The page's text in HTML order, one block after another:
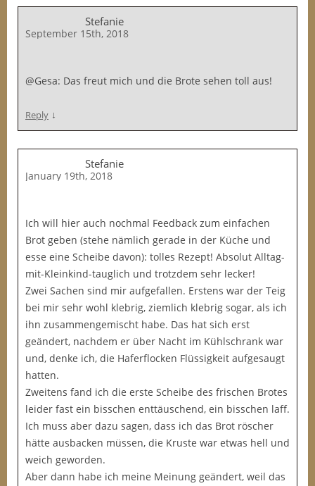
Stefanie
September 15th, 2018
@Gesa: Das freut mich und die Brote sehen toll aus!
Reply ↓
Stefanie
January 19th, 2018
Ich will hier auch nochmal Feedback zum einfachen
Brot geben (stehe nämlich gerade in der Küche und
esse eine Scheibe davon): tolles Rezept! Absolut Alltag-
mit-Kleinkind-tauglich und trotzdem sehr lecker!
Zwei Sachen sind mir aufgefallen. Erstens war der Teig
bei mir sehr wohl klebrig, ziemlich klebrig sogar, als ich
ihn zusammengemischt habe. Das hat sich erst
geändert, nachdem er über Nacht im Kühlschrank war
und, denke ich, die Haferflocken Flüssigkeit aufgesaugt
hatten.
Zweitens fand ich die erste Scheibe des frischen Brotes
leider fast ein bisschen enttäuschend, ein bisschen laff.
Ich muss aber dazu sagen, dass ich das Brot röscher
hätte ausbacken müssen, die Kruste war etwas hell und
weich geworden.
Aber dann habe ich meine Meinung geändert, weil das